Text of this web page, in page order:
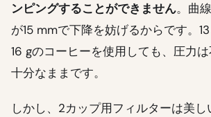
ンピングすることができません。曲線
が15 mmで下降を妨げるからです。13
16 gのコーヒーを使用しても、圧力
十分なままです。
しかし、2カップ用フィルターは美し